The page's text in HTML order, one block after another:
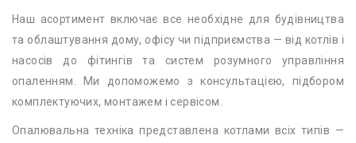
Наш асортимент включає все необхідне для будівництва
та облаштування дому, офісу чи підприємства — від котлів і
насосів до фітингів та систем розумного управління
опаленням. Ми допоможемо з консультацією, підбором
комплектуючих, монтажем і сервісом.
Опалювальна техніка представлена котлами всіх типів —